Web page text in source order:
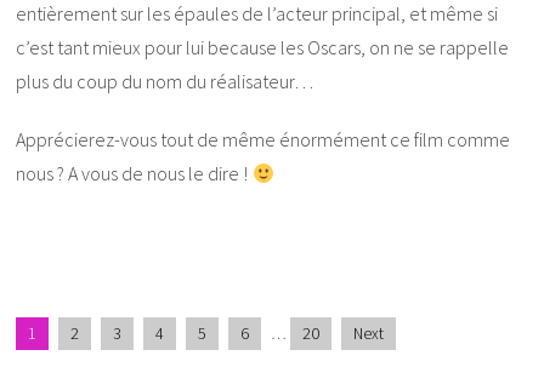
entièrement sur les épaules de l’acteur principal, et même si
c’est tant mieux pour lui because les Oscars, on ne se rappelle
plus du coup du nom du réalisateur…
Apprécierez-vous tout de même énormément ce film comme
nous ? A vous de nous le dire !
1 2 3 4 5 6 … 20 Next